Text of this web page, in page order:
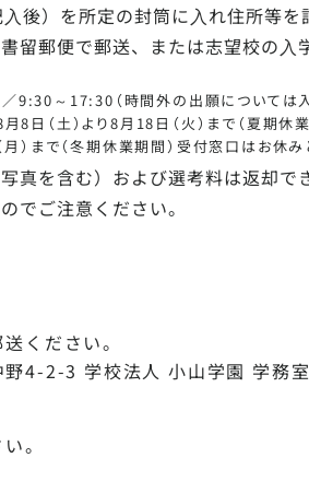
後）を所定の封筒に⼊れ住所等
留郵便で郵送、または志望校の⼊
～17:30（時間外の出願については入
8日（土）より8月18日（火）まで（夏期休
月）まで（冬期休業期間）受付窓口はお休み
真を含む）および選考料は返却で
でご注意ください。
ください。
4-2-3 学校法人 小山学園 学務
。